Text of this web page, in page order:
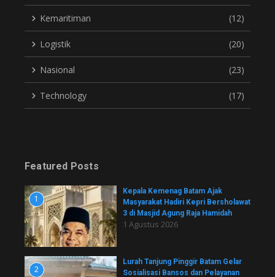
Kemaritiman (12)
Logistik (20)
Nasional (23)
Technology (17)
Featured Posts
1
Kepala Kemenag Batam Ajak
Masyarakat Hadiri Kepri Bersholawat
3 di Masjid Agung Raja Hamidah
1 Agustus 2026
2
Lurah Tanjung Pinggir Batam Gelar
Sosialisasi Bansos dan Pelayanan